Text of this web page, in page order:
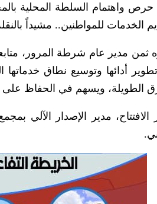
حرص واهتمام السلطة المحلية
الخدمات للمواطنين.. مشيداً
ثمن مدير عام شرطة المرور،
أدائها وتوسيع نطاق
الطويلة، ويسهم في الحفاظ على
مدير الإصدار الآلي